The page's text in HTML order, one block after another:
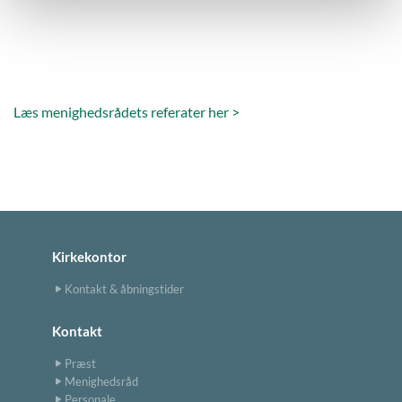
Læs menighedsrådets referater her >
Kirkekontor
Kontakt & åbningstider
Kontakt
Præst
Menighedsråd
Personale